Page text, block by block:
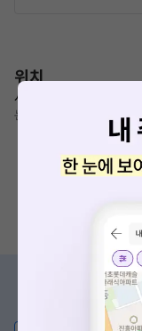
위치
서울 강남구 강남대로
논현역 360m
증상/